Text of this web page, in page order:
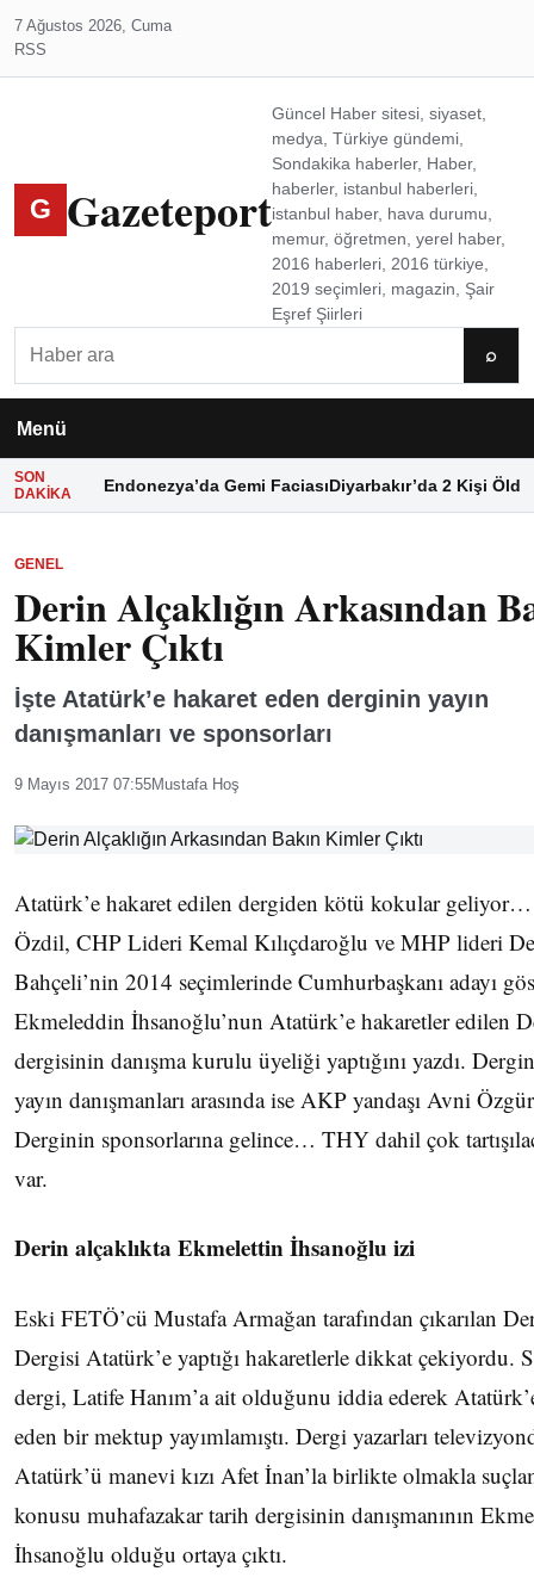
7 Ağustos 2026, Cuma
RSS
G Gazeteport
Güncel Haber sitesi, siyaset,
medya, Türkiye gündemi,
Sondakika haberler, Haber,
haberler, istanbul haberleri,
istanbul haber, hava durumu,
memur, öğretmen, yerel haber,
2016 haberleri, 2016 türkiye,
2019 seçimleri, magazin, Şair
Eşref Şiirleri
⌕
Menü
SON
DAKIKA
Endonezya’da Gemi FaciasıDiyarbakır’da 2 Kişi Öldü
GENEL
Derin Alçaklığın Arkasından
Kimler Çıktı
İşte Atatürk’e hakaret eden derginin yayın
danışmanları ve sponsorları
9 Mayıs 2017 07:55Mustafa Hoş
Atatürk’e hakaret edilen dergiden kötü kokular
Özdil, CHP Lideri Kemal Kılıçdaroğlu ve MHP lideri
Bahçeli’nin 2014 seçimlerinde Cumhurbaşkanı adayı
Ekmeleddin İhsanoğlu’nun Atatürk’e hakaretler edilen
dergisinin danışma kurulu üyeliği yaptığını yazdı.
yayın danışmanları arasında ise AKP yandaşı Avni
Derginin sponsorlarına gelince… THY dahil çok
var.
Derin alçaklıkta Ekmelettin İhsanoğlu izi
Eski FETÖ’cü Mustafa Armağan tarafından çıkarılan
Dergisi Atatürk’e yaptığı hakaretlerle dikkat çekiyordu.
dergi, Latife Hanım’a ait olduğunu iddia ederek
eden bir mektup yayımlamıştı. Dergi yazarları
Atatürk’ü manevi kızı Afet İnan’la birlikte olmakla
konusu muhafazakar tarih dergisinin danışmanının
İhsanoğlu olduğu ortaya çıktı.